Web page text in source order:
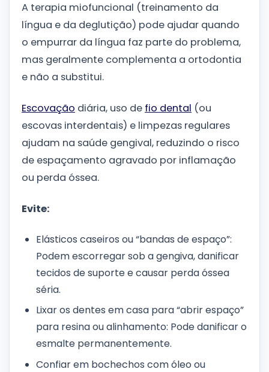
A terapia miofuncional (treinamento da
língua e da deglutição) pode ajudar quando
o empurrar da língua faz parte do problema,
mas geralmente complementa a ortodontia
e não a substitui.
Escovação diária, uso de fio dental (ou
escovas interdentais) e limpezas regulares
ajudam na saúde gengival, reduzindo o risco
de espaçamento agravado por inflamação
ou perda óssea.
Evite:
Elásticos caseiros ou “bandas de espaço”:
Podem escorregar sob a gengiva, danificar
tecidos de suporte e causar perda óssea
séria.
Lixar os dentes em casa para “abrir espaço”
para resina ou alinhamento: Pode danificar o
esmalte permanentemente.
Confiar em bochechos com óleo ou